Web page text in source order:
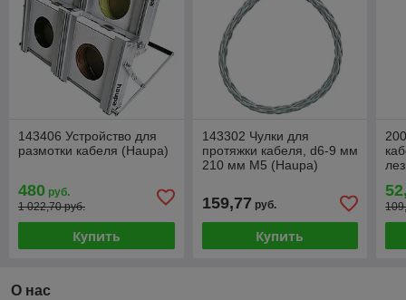
143406 Устройство для
размотки кабеля (Haupa)
480 руб.
1 022,70 руб.
Купить
143302 Чулки для
протяжки кабеля, d6-9 мм
210 мм M5 (Haupa)
159,77 руб.
Купить
О нас